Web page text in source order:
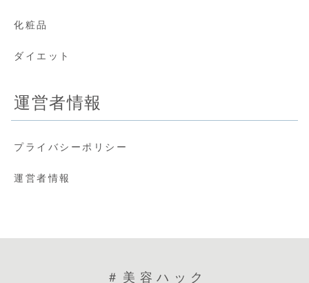
化粧品
ダイエット
運営者情報
プライバシーポリシー
運営者情報
＃美容ハック